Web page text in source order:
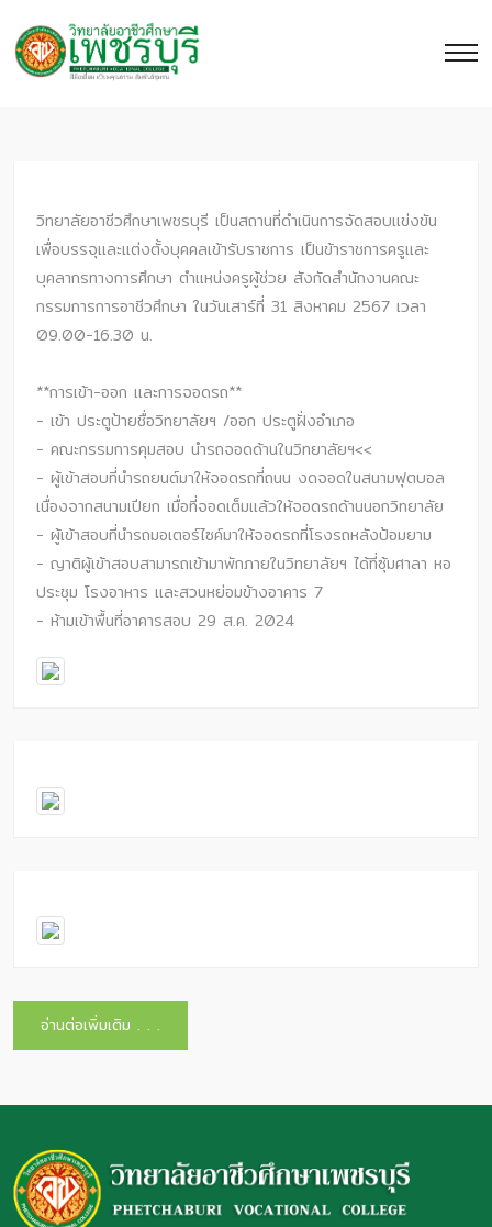
วิทยาลัยอาชีวศึกษาเพชรบุรี เป็นสถานที่ดำเนินการจัดสอบแข่งขัน
เพื่อบรรจุและแต่งตั้งบุคคลเข้ารับราชการ เป็นข้าราชการครูและ
บุคลากรทางการศึกษา ตำแหน่งครูผู้ช่วย สังกัดสำนักงานคณะ
กรรมการการอาชีวศึกษา ในวันเสาร์ที่ 31 สิงหาคม 2567 เวลา
09.00-16.30 น.
**การเข้า-ออก และการจอดรถ**
- เข้า ประตูป้ายชื่อวิทยาลัยฯ /ออก ประตูฝั่งอำเภอ
- คณะกรรมการคุมสอบ นำรถจอดด้านในวิทยาลัยฯ<<
- ผู้เข้าสอบที่นำรถยนต์มาให้จอดรถที่ถนน งดจอดในสนามฟุตบอล
เนื่องจากสนามเปียก เมื่อที่จอดเต็มแล้วให้จอดรถด้านนอกวิทยาลัย
- ผู้เข้าสอบที่นำรถมอเตอร์ไซค์มาให้จอดรถที่โรงรถหลังป้อมยาม
- ญาติผู้เข้าสอบสามารถเข้ามาพักภายในวิทยาลัยฯ ได้ที่ซุ้มศาลา หอ
ประชุม โรงอาหาร และสวนหย่อมข้างอาคาร 7
- ห้ามเข้าพื้นที่อาคารสอบ 29 ส.ค. 2024
อ่านต่อเพิ่มเติม . . .